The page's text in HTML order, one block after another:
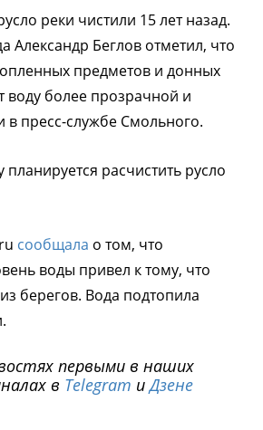
реки чистили 15 лет назад.
Александр Беглов отметил, что
предметов и донных
воду более прозрачной и
в пресс-службе Смольного.
расчистить русло
сообщала о том, что
воды привел к тому, что
берегов. Вода подтопила
первыми в наших
в Telegram иДзене